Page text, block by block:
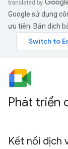
Google sử dụng
ưu tiên. Bản dịch
Phát triển
Kết nối dịch